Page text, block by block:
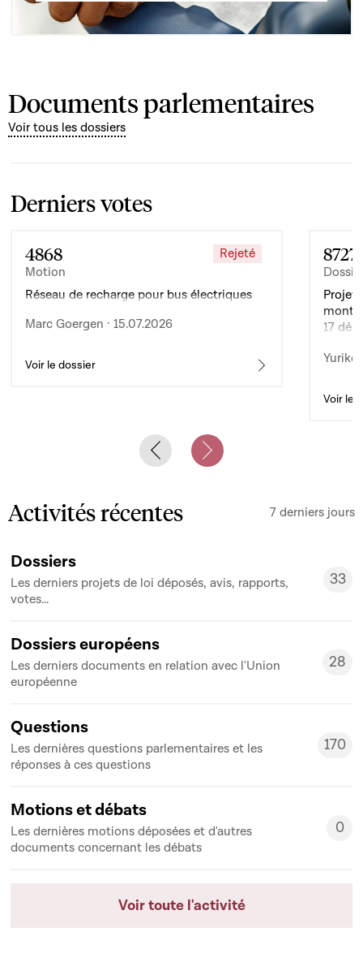
Documents parlementaires
Voir tous les dossiers
Derniers votes
4868
Motion
Rejeté
Réseau de recharge pour bus électriques
Marc Goergen · 15.07.2026
Voir le dossier
8727
Projet
17
Yuriko
Voir le
Previous slideNext slide
Activités récentes 7 derniers jours
Dossiers
Les derniers projets de loi déposés, avis, rapports,
votes...
33
33
Dossiers européens
Les derniers documents en relation avec l'Union
européenne
28
28
Questions
Les dernières questions parlementaires et les
réponses à ces questions
170
170
Motions et débats
Les dernières motions déposées et d'autres
documents concernant les débats
0
0
Voir toute l'activité